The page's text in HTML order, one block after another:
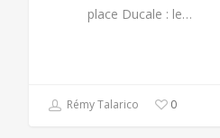
place Ducale : le…
Rémy Talarico 0